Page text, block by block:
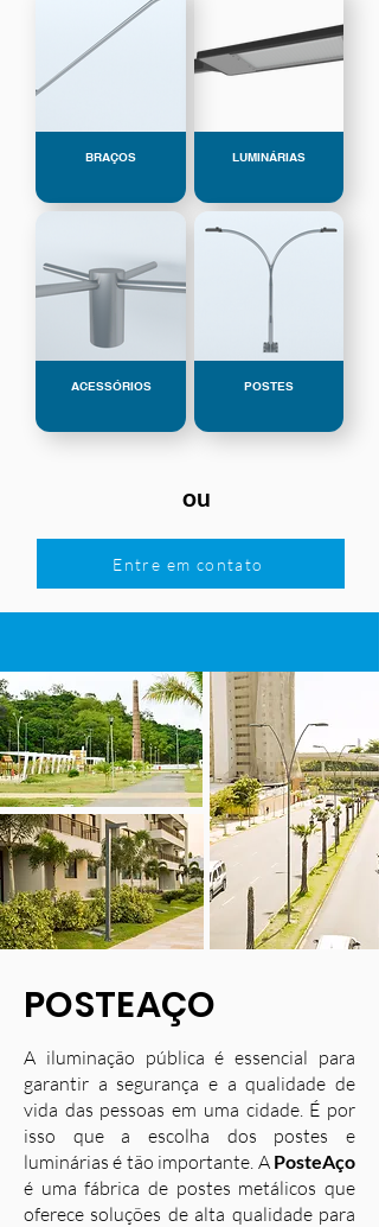
BRAÇOS LUMINÁRIAS
ACESSÓRIOS POSTES
ou
Entre em contato
POSTEAÇO
A iluminação pública é essencial para
garantir a segurança e a qualidade de
vida das pessoas em uma cidade. É por
isso que a escolha dos postes e
luminárias é tão importante. A PosteAço
é uma fábrica de postes metálicos que
oferece soluções de alta qualidade para